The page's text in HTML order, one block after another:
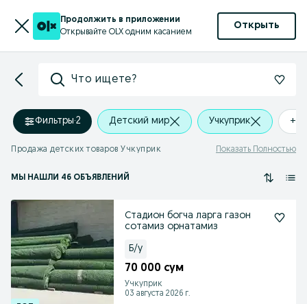
Продолжить в приложении
Открывайте OLX одним касанием
Открыть
Что ищете?
Фильтры·2 Детский мир Учкуприк +0
Продажа детских товаров Учкуприк Показать Полностью
МЫ НАШЛИ 46 ОБЪЯВЛЕНИЙ
Стадион богча ларга газон
сотамиз орнатамиз
Б/у
70 000 сум
Учкуприк
03 августа 2026 г.